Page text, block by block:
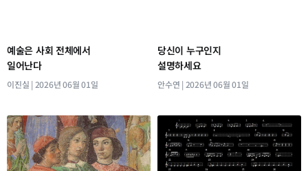
예술은 사회 전체에서
일어난다
이진실 2026년 06월 01일
당신이 누구인지
설명하세요
안수연 2026년 06월 01일